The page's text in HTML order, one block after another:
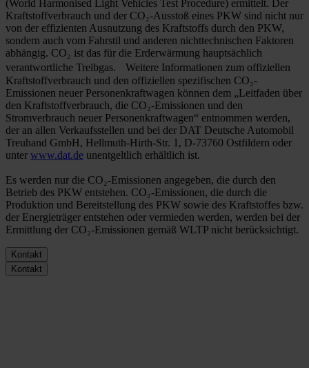
(World Harmonised Light Vehicles Test Procedure) ermittelt. Der
Kraftstoffverbrauch und der CO₂-Ausstoß eines PKW sind nicht nur
von der effizienten Ausnutzung des Kraftstoffs durch den PKW,
sondern auch vom Fahrstil und anderen nichttechnischen Faktoren
abhängig. CO₂ ist das für die Erderwärmung hauptsächlich
verantwortliche Treibgas. Weitere Informationen zum offiziellen
Kraftstoffverbrauch und den offiziellen spezifischen CO₂-
Emissionen neuer Personenkraftwagen können dem „Leitfaden über
den Kraftstoffverbrauch, die CO₂-Emissionen und den
Stromverbrauch neuer Personenkraftwagen“ entnommen werden,
der an allen Verkaufsstellen und bei der DAT Deutsche Automobil
Treuhand GmbH, Hellmuth-Hirth-Str. 1, D-73760 Ostfildern oder
unter www.dat.de unentgeltlich erhältlich ist.
Es werden nur die CO₂-Emissionen angegeben, die durch den
Betrieb des PKW entstehen. CO₂-Emissionen, die durch die
Produktion und Bereitstellung des PKW sowie des Kraftstoffes bzw.
der Energieträger entstehen oder vermieden werden, werden bei der
Ermittlung der CO₂-Emissionen gemäß WLTP nicht berücksichtigt.
Kontakt
Kontakt